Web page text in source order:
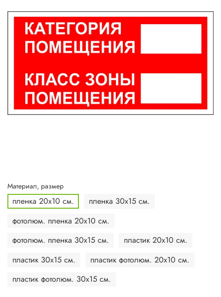
Материал, размер
пленка 20х10 см.
пленка 30х15 см.
фотолюм. пленка 20х10 см.
фотолюм. пленка 30х15 см.
пластик 20х10 см.
пластик 30х15 см.
пластик фотолюм. 20х10 см.
пластик фотолюм. 30х15 см.